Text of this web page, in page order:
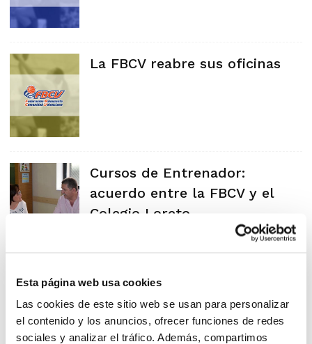
Esta página web usa cookies
Las cookies de este sitio web se usan para personalizar
el contenido y los anuncios, ofrecer funciones de redes
sociales y analizar el tráfico. Además, compartimos
La FBCV reabre sus oficinas
Cursos de Entrenador:
acuerdo entre la FBCV y el
Colegio Loreto
Acuerdo de colaboración
entre FBCV y Golsmedia
Sports